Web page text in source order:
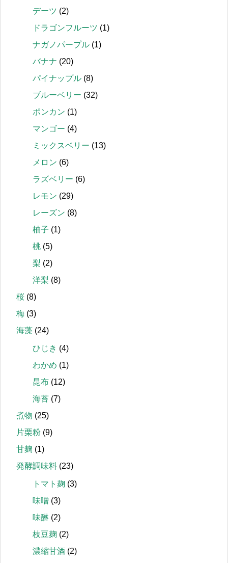
デーツ (2)
ドラゴンフルーツ (1)
ナガノパープル (1)
バナナ (20)
パイナップル (8)
ブルーベリー (32)
ポンカン (1)
マンゴー (4)
ミックスベリー (13)
メロン (6)
ラズベリー (6)
レモン (29)
レーズン (8)
柚子 (1)
桃 (5)
梨 (2)
洋梨 (8)
桜 (8)
梅 (3)
海藻 (24)
ひじき (4)
わかめ (1)
昆布 (12)
海苔 (7)
煮物 (25)
片栗粉 (9)
甘麹 (1)
発酵調味料 (23)
トマト麹 (3)
味噌 (3)
味醂 (2)
枝豆麹 (2)
濃縮甘酒 (2)